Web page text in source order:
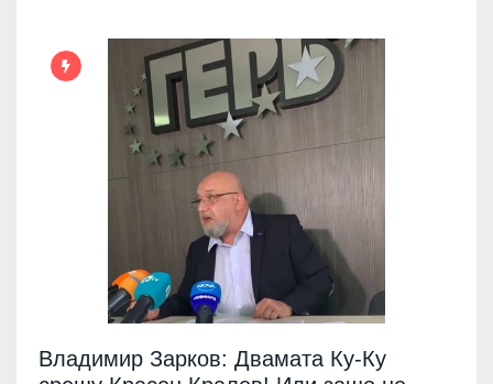
Владимир Зарков: Двамата Ку-Ку